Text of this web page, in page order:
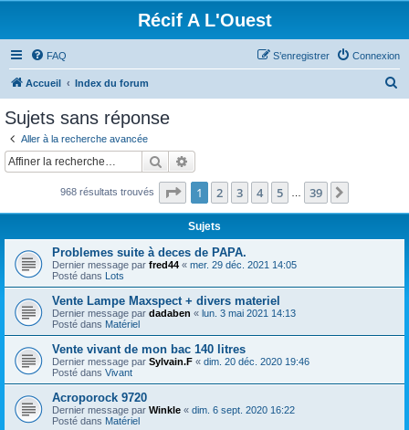
Récif A L'Ouest
FAQ Connexion
S’enregistrer
Accueil Index du forum
c
Sujets sans réponse
Aller à la recherche avancée
Rechercher
968 résultats trouvés Page 1sur39
1 2 3 4 5 39
Sujets
Problemes suite à deces de PAPA.
Dernier message par fred44 « mer. 29 déc. 2021 14:05
Posté dans Lots
Vente Lampe Maxspect + divers materiel
Dernier message par dadaben « lun. 3 mai 2021 14:13
Posté dans Matériel
Vente vivant de mon bac 140 litres
Dernier message par Sylvain.F « dim. 20 déc. 2020 19:46
Posté dans Vivant
Acroporock 9720
Dernier message par Winkle « dim. 6 sept. 2020 16:22
Posté dans Matériel